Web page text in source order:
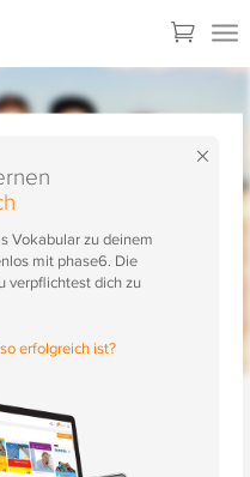
×
Vokabular zu deinem
mit phase6. Die
verpflichtest dich zu
erfolgreich ist?